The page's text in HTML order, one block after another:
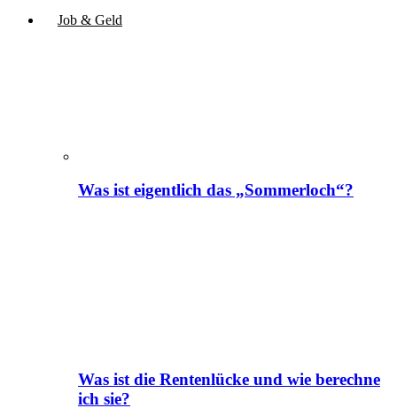
Job & Geld
Was ist eigentlich das „Sommerloch“?
Was ist die Rentenlücke und wie berechne
ich sie?